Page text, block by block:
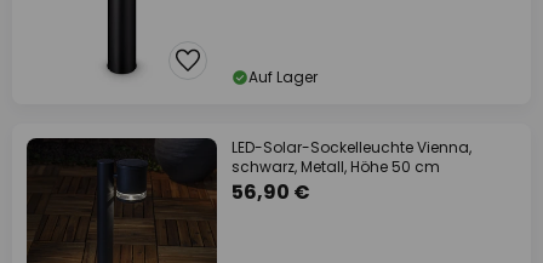
Auf Lager
LED-Solar-Sockelleuchte Vienna,
schwarz, Metall, Höhe 50 cm
56,90 €